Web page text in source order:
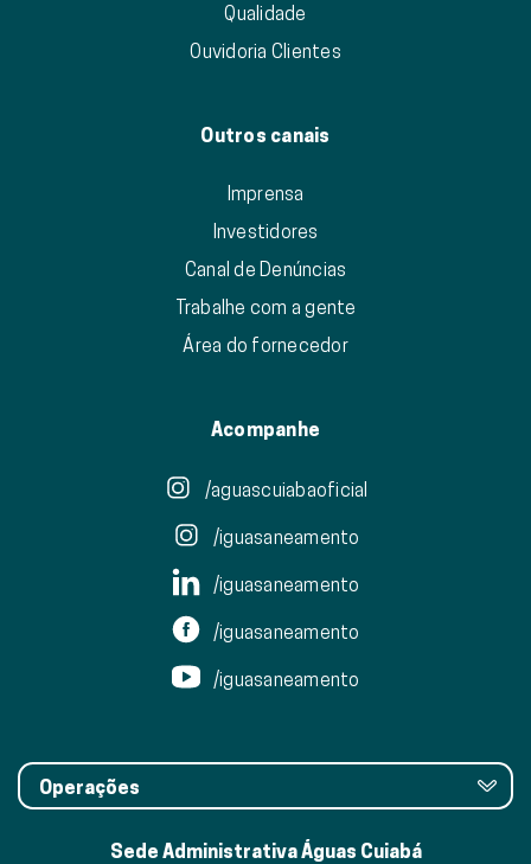
Qualidade
Ouvidoria Clientes
Outros canais
Imprensa
Investidores
Canal de Denúncias
Trabalhe com a gente
Área do fornecedor
Acompanhe
/aguascuiabaoficial
/iguasaneamento
/iguasaneamento
/iguasaneamento
/iguasaneamento
Operações
Sede Administrativa Águas Cuiabá